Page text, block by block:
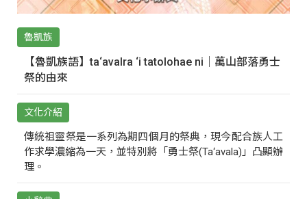
魯凱族
【魯凱族語】ta‘avalra ‘i tatolohae ni｜萬山部落勇士
祭的由來
文化介紹
傳統祖靈祭是一系列為期四個月的祭典，現今配合族人工
作求學濃縮為一天，並特別將「勇士祭(Ta‘avala)」凸顯辦
理。